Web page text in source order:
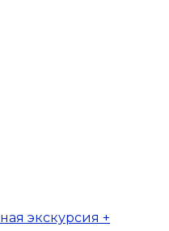
экскурсия +